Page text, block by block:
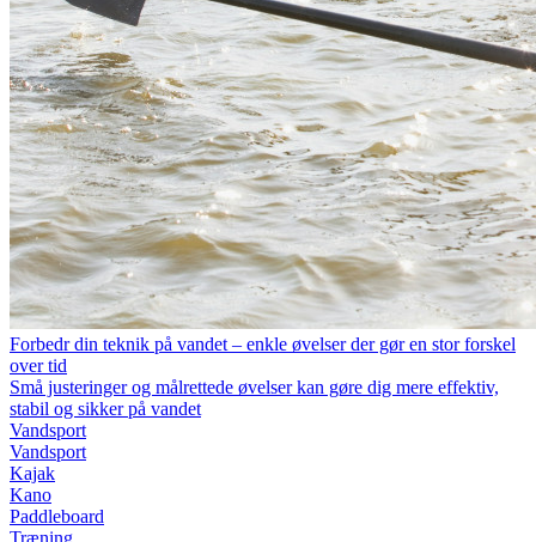
Forbedr din teknik på vandet – enkle øvelser der gør en stor forskel
over tid
Små justeringer og målrettede øvelser kan gøre dig mere effektiv,
stabil og sikker på vandet
Vandsport
Vandsport
Kajak
Kano
Paddleboard